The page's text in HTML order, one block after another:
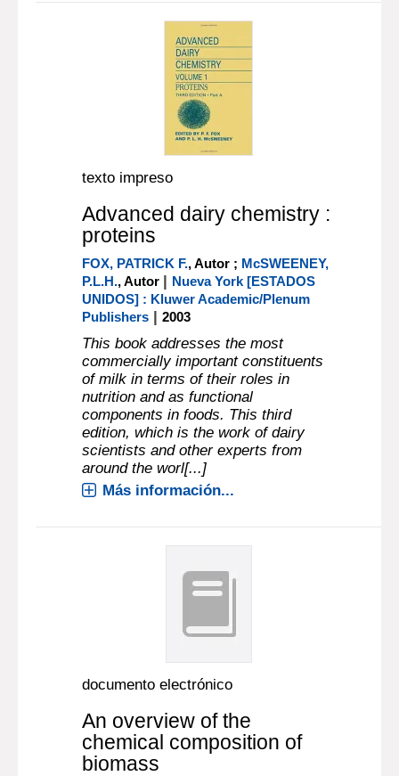
texto impreso
Advanced dairy chemistry :
proteins
FOX, PATRICK F., Autor ; McSWEENEY,
P.L.H., Autor | Nueva York [ESTADOS
UNIDOS] : Kluwer Academic/Plenum
Publishers |2003
This book addresses the most
commercially important constituents
of milk in terms of their roles in
nutrition and as functional
components in foods. This third
edition, which is the work of dairy
scientists and other experts from
around the worl[...]
Más información...
documento electrónico
An overview of the
chemical composition of
biomass